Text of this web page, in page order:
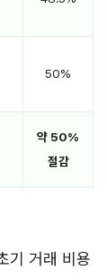
50%
약 50%
절감
기 거래 비용